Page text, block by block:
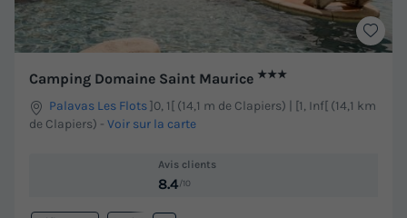
Camping Domaine Saint Maurice ★★★
Palavas Les Flots]0, 1[ (14,1 m de Clapiers) | [1, Inf[ (14,1 km
de Clapiers) - Voir sur la carte
Avis clients
8.4/10